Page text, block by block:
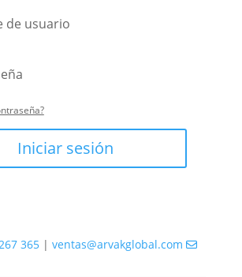
Iniciar sesión
365| ventas@arvakglobal.com